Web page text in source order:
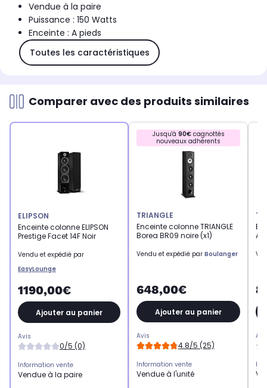
Vendue à la paire
Puissance : 150 Watts
Enceinte : A pieds
Toutes les caractéristiques
Comparer avec des produits similaires
ELIPSON
Enceinte colonne ELIPSON
Prestige Facet 14F Noir
Vendu et expédié par
EasyLounge
1190,00€
Ajouter au panier
Avis
0/5 (0)
Information vente
Vendue à la paire
Jusqu'à 90€cagnottés
nouveaux adhérents
TRIANGLE
Enceinte colonne TRIANGLE
Borea BR09 noire (x1)
Vendu et expédié par Boulanger
648,00€
Ajouter au panier
Avis
4.8/5 (25)
Information vente
Vendue à l'unité